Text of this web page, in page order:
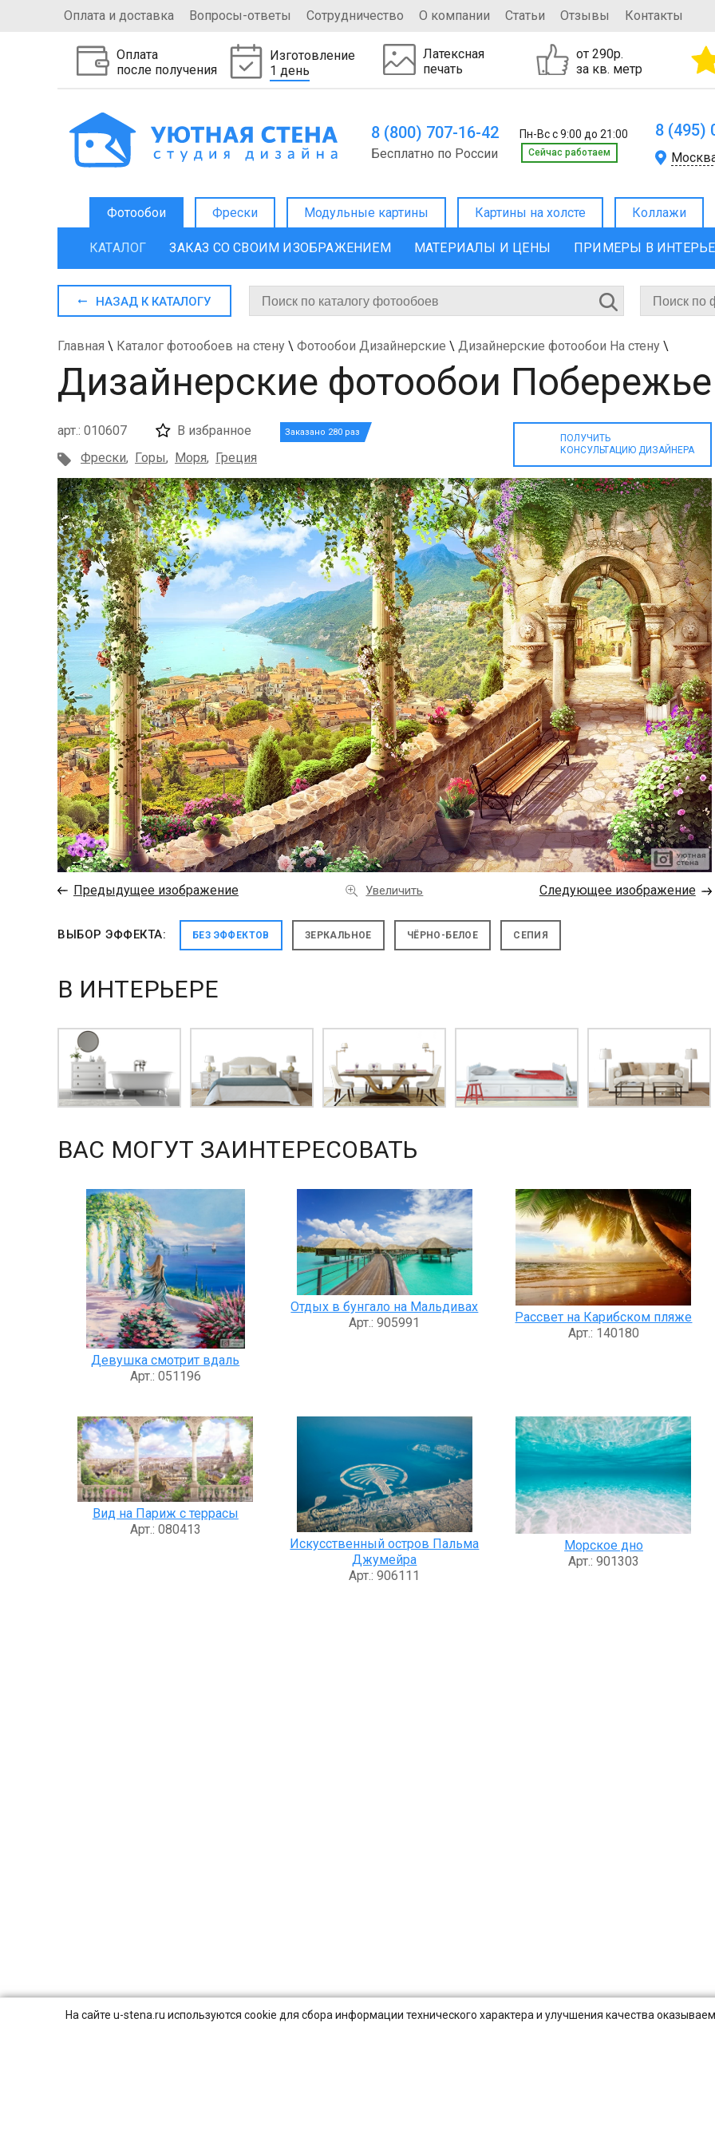
На сайте u-stena.ru используются cookie для сбора информации технического характера и улучшения качества
Оплата и доставка Вопросы-ответы Сотрудничество О компании Статьи Отзывы Контакты
Оплата
после получения
Изготовление
1 день
Латексная
печать
от 290р.
за кв. метр
8 (800) 707-16-42 Пн-Вс с 9:00 до 21:00
Бесплатно по России Cейчас работаем
8 (495)
Фотообои Фрески Модульные картины Картины на холсте Коллажи
КАТАЛОГ ЗАКАЗ СО СВОИМ ИЗОБРАЖЕНИЕМ МАТЕРИАЛЫ И ЦЕНЫ ПРИМЕРЫ В
НАЗАД К КАТАЛОГУ
Главная \ Каталог фотообоев на стену \ Фотообои Дизайнерские \ Дизайнерские фотообои На стену \
Дизайнерские фотообои
арт.: 010607 В избранное Заказано 280 раз
Фрески, Горы, Моря, Греция
ПОЛУЧИТЬ
КОНСУЛЬТАЦИЮ ДИЗАЙНЕРА
← Предыдущее изображение Увеличить Следующее изображение →
ВЫБОР ЭФФЕКТА: БЕЗ ЭФФЕКТОВ ЗЕРКАЛЬНОЕ ЧЁРНО-БЕЛОЕ СЕПИЯ
В ИНТЕРЬЕРЕ
ВАС МОГУТ ЗАИНТЕРЕСОВАТЬ
Девушка смотрит вдаль
Арт.: 051196
Отдых в бунгало на Мальдивах
Арт.: 905991
Рассвет на Карибском пляже
Арт.: 140180
Вид на Париж с террасы
Арт.: 080413
Искусственный остров Пальма
Джумейра
Арт.: 906111
Морское дно
Арт.: 901303